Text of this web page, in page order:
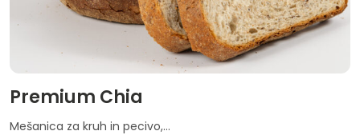
Premium Chia
Mešanica za kruh in pecivo,...